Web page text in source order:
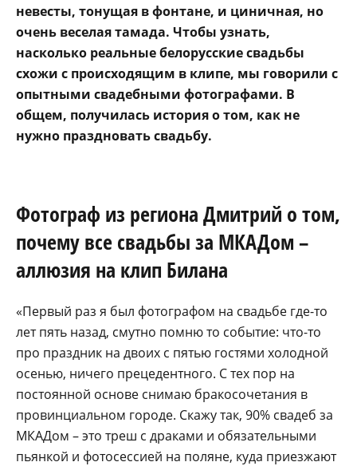
невесты, тонущая в фонтане, и циничная, но
очень веселая тамада. Чтобы узнать,
насколько реальные белорусские свадьбы
схожи с происходящим в клипе, мы говорили с
опытными свадебными фотографами. В
общем, получилась история о том, как не
нужно праздновать свадьбу.
Фотограф из региона Дмитрий о том,
почему все свадьбы за МКАДом –
аллюзия на клип Билана
«Первый раз я был фотографом на свадьбе где-то
лет пять назад, смутно помню то событие: что-то
про праздник на двоих с пятью гостями холодной
осенью, ничего прецедентного. С тех пор на
постоянной основе снимаю бракосочетания в
провинциальном городе. Скажу так, 90% свадеб за
МКАДом – это треш с драками и обязательными
пьянкой и фотосессией на поляне, куда приезжают